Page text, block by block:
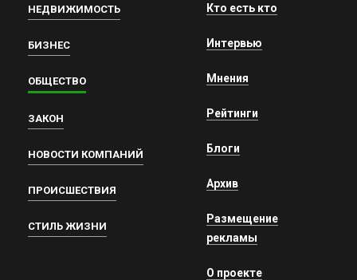
НЕДВИЖИМОСТЬ
БИЗНЕС
ОБЩЕСТВО
ЗАКОН
НОВОСТИ КОМПАНИЙ
ПРОИСШЕСТВИЯ
СТИЛЬ ЖИЗНИ
Кто есть кто
Интервью
Мнения
Рейтинги
Блоги
Архив
Размещение
рекламы
О проекте